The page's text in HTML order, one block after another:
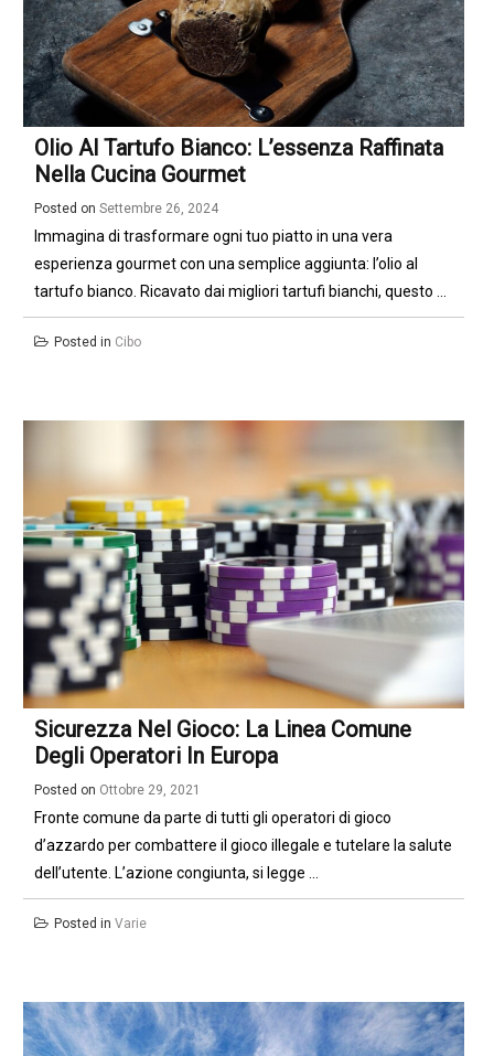
Olio Al Tartufo Bianco: L’essenza Raffinata
Nella Cucina Gourmet
Posted on Settembre 26, 2024
Immagina di trasformare ogni tuo piatto in una vera
esperienza gourmet con una semplice aggiunta: l’olio al
tartufo bianco. Ricavato dai migliori tartufi bianchi, questo ...
Posted in Cibo
Sicurezza Nel Gioco: La Linea Comune
Degli Operatori In Europa
Posted on Ottobre 29, 2021
Fronte comune da parte di tutti gli operatori di gioco
d’azzardo per combattere il gioco illegale e tutelare la salute
dell’utente. L’azione congiunta, si legge ...
Posted in Varie